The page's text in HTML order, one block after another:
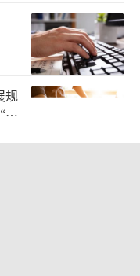
，我们能第一时
周的三黄片，公
在旺季太关键
规
痛